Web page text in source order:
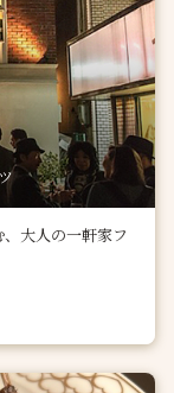
大人の一軒家フ